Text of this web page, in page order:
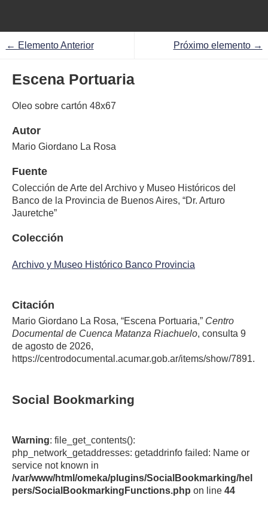
← Elemento Anterior Próximo elemento →
Escena Portuaria
Oleo sobre cartón 48x67
Autor
Mario Giordano La Rosa
Fuente
Colección de Arte del Archivo y Museo Históricos del
Banco de la Provincia de Buenos Aires, “Dr. Arturo
Jauretche”
Colección
Archivo y Museo Histórico Banco Provincia
Citación
Mario Giordano La Rosa, “Escena Portuaria,” Centro
Documental de Cuenca Matanza Riachuelo, consulta 9
de agosto de 2026,
https://centrodocumental.acumar.gob.ar/items/show/7891.
Social Bookmarking
Warning: file_get_contents():
php_network_getaddresses: getaddrinfo failed: Name or
service not known in
/var/www/html/omeka/plugins/SocialBookmarking/hel
pers/SocialBookmarkingFunctions.php on line 44